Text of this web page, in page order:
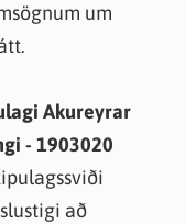
um
Akureyrar
- 1903020
að